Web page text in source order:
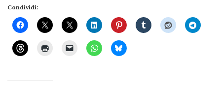
Condividi: